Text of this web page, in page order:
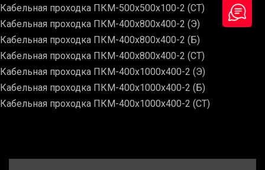
Кабельная проходка ПКМ-500х500х100-2 (СТ)
Кабельная проходка ПКМ-400х800х400-2 (Э)
Кабельная проходка ПКМ-400х800х400-2 (Б)
Кабельная проходка ПКМ-400х800х400-2 (СТ)
Кабельная проходка ПКМ-400х1000х400-2 (Э)
Кабельная проходка ПКМ-400х1000х400-2 (Б)
Кабельная проходка ПКМ-400х1000х400-2 (СТ)